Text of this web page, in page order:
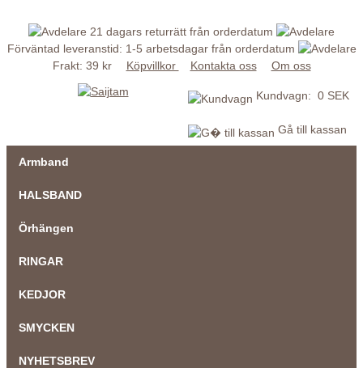
21 dagars returrätt från orderdatum
Förväntad leveranstid: 1-5 arbetsdagar från orderdatum
Frakt: 39 kr
Köpvillkor Kontakta oss Om oss
Kundvagn: 0 SEK
Gå till kassan
Armband
HALSBAND
Örhängen
RINGAR
KEDJOR
SMYCKEN
NYHETSBREV